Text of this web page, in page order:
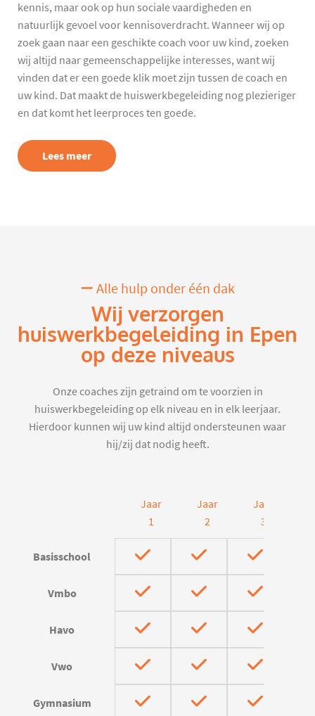
kennis, maar ook op hun sociale vaardigheden en
natuurlijk gevoel voor kennisoverdracht. Wanneer wij op
zoek gaan naar een geschikte coach voor uw kind, zoeken
wij altijd naar gemeenschappelijke interesses, want wij
vinden dat er een goede klik moet zijn tussen de coach en
uw kind. Dat maakt de huiswerkbegeleiding nog plezieriger
en dat komt het leerproces ten goede.
Lees meer
Alle hulp onder één dak
Wij verzorgen
huiswerkbegeleiding in Epen
op deze niveaus
Onze coaches zijn getraind om te voorzien in
huiswerkbegeleiding op elk niveau en in elk leerjaar.
Hierdoor kunnen wij uw kind altijd ondersteunen waar
hij/zij dat nodig heeft.
Jaar
1
Jaar
2
Jaar
3
Basisschool
Vmbo
Havo
Vwo
Gymnasium